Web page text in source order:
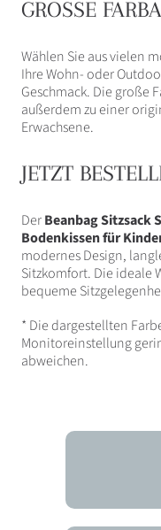
GROSSE
Wählen Sie aus vielen
Ihre Wohn- oder
Geschmack. Die große
außerdem zu einer
Erwachsene.
JETZT
DerBeanbag Sitzsack
Bodenkissen für
modernes Design,
Sitzkomfort. Die ideale
bequeme
* Die dargestellten
Monitoreinstellung
abweichen.